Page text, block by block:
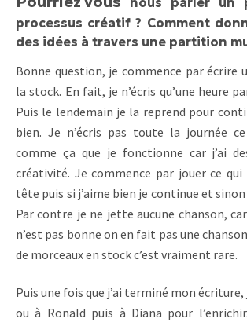
processus créatif ? Comment
des idées à travers une partition
Bonne question, je commence par écrire
la stock. En fait, je n’écris qu’une heure
Puis le lendemain je la reprend pour
bien. Je n’écris pas toute la journée
comme ça que je fonctionne car j’ai
créativité. Je commence par jouer ce
tête puis si j’aime bien je continue et
Par contre je ne jette aucune chanson,
n’est pas bonne on en fait pas une
de morceaux en stock c’est vraiment rare.
Puis une fois que j’ai terminé mon écriture,
ou à Ronald puis à Diana pour